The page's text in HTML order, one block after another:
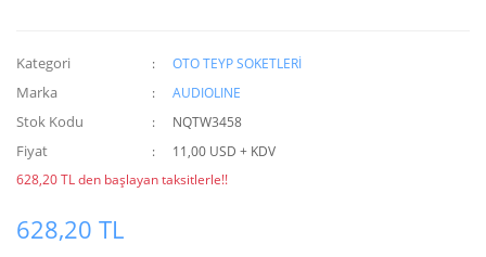
Kategori OTO TEYP SOKETLERİ
Marka AUDIOLINE
Stok Kodu NQTW3458
Fiyat
11,00 USD + KDV
628,20 TL den başlayan taksitlerle!!
628,20 TL